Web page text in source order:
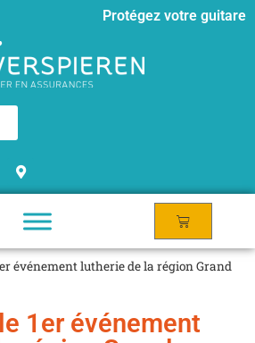
Protégez votre guitare
événement lutherie de la région Grand
1er événement